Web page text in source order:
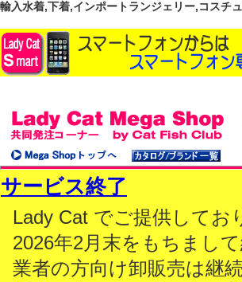
輸入水着,下着,インポートランジェリー,コスチ
サービス終了
Lady Cat でご提供してお
2026年2月末をもちまし
業者の方向け卸販売は継